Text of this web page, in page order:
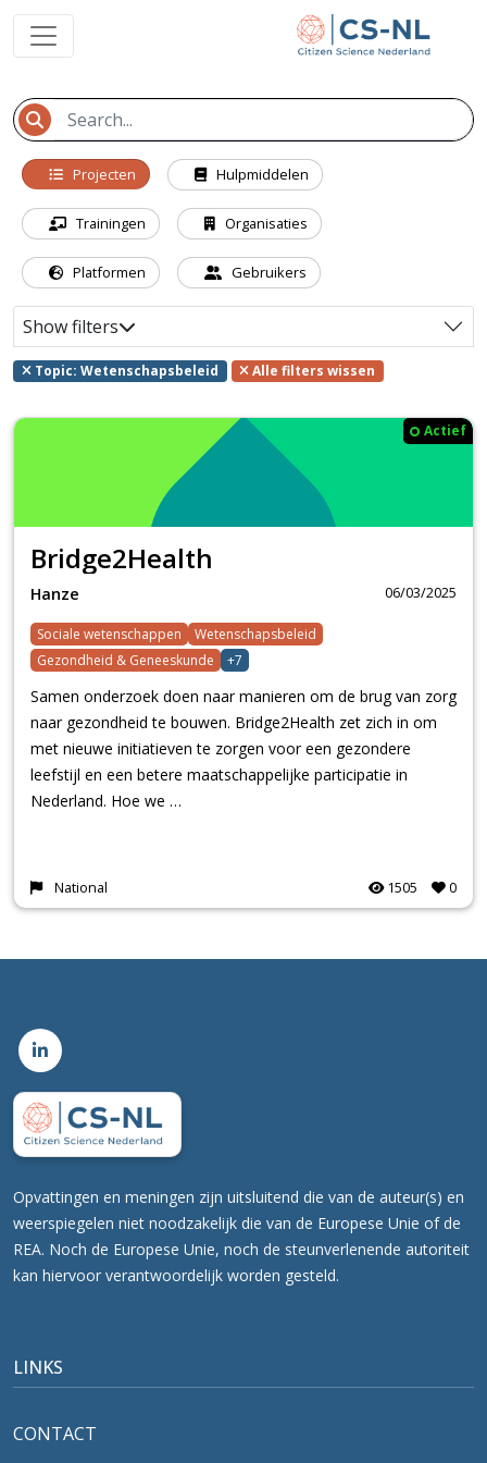
Projecten Hulpmiddelen
Trainingen Organisaties
Platformen Gebruikers
Show filters
Topic: Wetenschapsbeleid Alle filters wissen
Actief
Bridge2Health
Hanze 06/03/2025
Sociale wetenschappen
Wetenschapsbeleid
Gezondheid & Geneeskunde
+7
Samen onderzoek doen naar manieren om de brug van zorg
naar gezondheid te bouwen. Bridge2Health zet zich in om
met nieuwe initiatieven te zorgen voor een gezondere
leefstijl en een betere maatschappelijke participatie in
Nederland. Hoe we …
National 1505 0
Opvattingen en meningen zijn uitsluitend die van de auteur(s) en
weerspiegelen niet noodzakelijk die van de Europese Unie of de
REA. Noch de Europese Unie, noch de steunverlenende autoriteit
kan hiervoor verantwoordelijk worden gesteld.
LINKS
CONTACT